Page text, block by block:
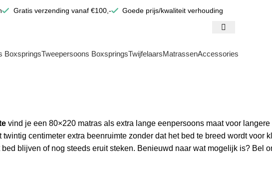
Gratis verzending vanaf €100,- Goede prijs/kwaliteit verhouding
BoxspringsTweepersoons BoxspringsTwijfelaarsMatrassenAccessories
vind je een 80×220 matras als extra lange eenpersoons maat voor
twintig centimeter extra beenruimte zonder dat het bed te breed wordt voor
blijven of nog steeds eruit steken. Benieuwd naar wat mogelijk is? Bel